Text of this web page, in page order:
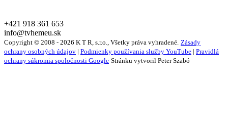
+421 918 361 653
info@tvhemeu.sk
Copyright © 2008 - 2026 K T R, s.r.o., Všetky práva vyhradené. Zásady
ochrany osobných údajov | Podmienky používania služby YouTube | Pravidlá
ochrany súkromia spoločnosti Google Stránku vytvoril Peter Szabó